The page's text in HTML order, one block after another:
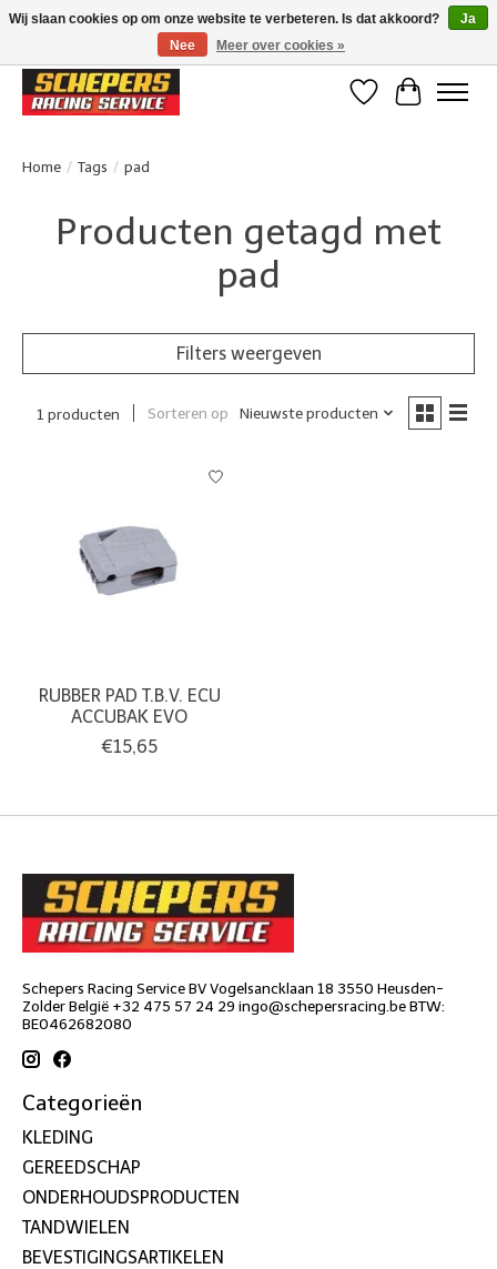
Klanten beoordelen ons met een 4,8/5 op Google reviews
Verlanglijst
Home / Tags / pad
Producten getagd met
pad
Filters weergeven
1 producten Sorteren op Nieuwste producten
RUBBER PAD T.B.V. ECU
ACCUBAK EVO
€15,65
Schepers Racing Service BV Vogelsancklaan 18 3550 Heusden-
Zolder België +32 475 57 24 29 ingo@schepersracing.beBTW:
BE0462682080
Categorieën
KLEDING
GEREEDSCHAP
ONDERHOUDSPRODUCTEN
TANDWIELEN
BEVESTIGINGSARTIKELEN
Wij slaan cookies op om onze website te verbeteren. Is dat akkoord?
Ja
Nee
Meer over cookies »